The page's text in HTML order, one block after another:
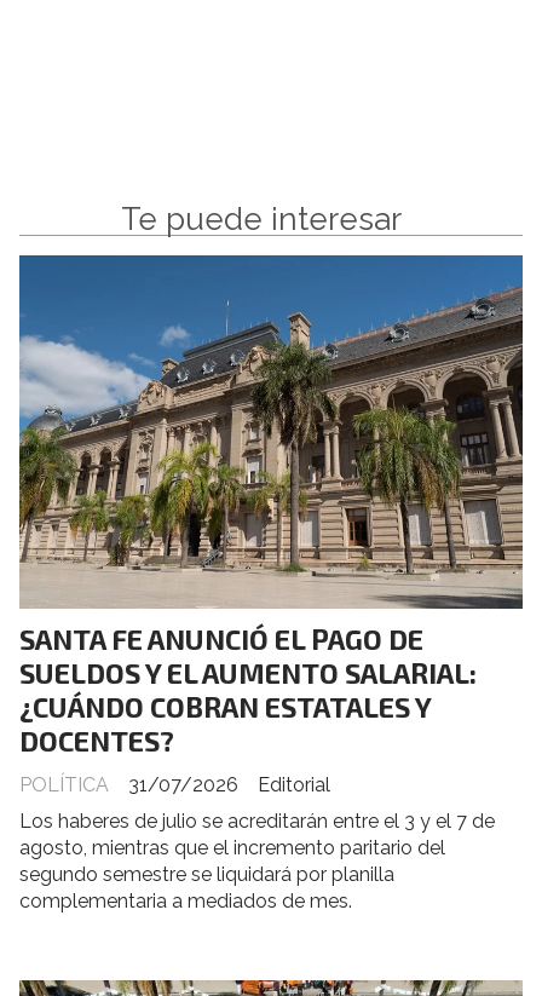
Te puede interesar
SANTA FE ANUNCIÓ EL PAGO DE
SUELDOS Y EL AUMENTO SALARIAL:
¿CUÁNDO COBRAN ESTATALES Y
DOCENTES?
Editorial
POLÍTICA
31/07/2026
Los haberes de julio se acreditarán entre el 3 y el 7 de
agosto, mientras que el incremento paritario del
segundo semestre se liquidará por planilla
complementaria a mediados de mes.